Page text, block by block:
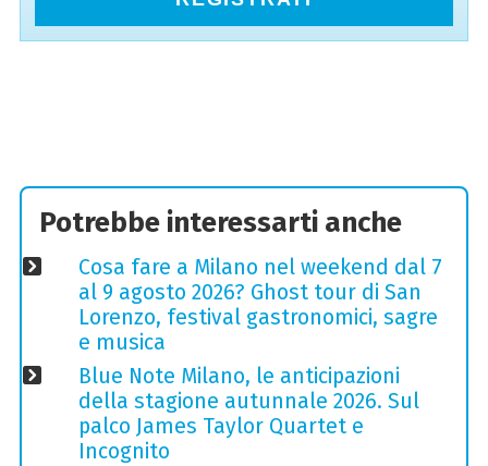
Potrebbe interessarti anche
Cosa fare a Milano nel weekend dal 7
al 9 agosto 2026? Ghost tour di San
Lorenzo, festival gastronomici, sagre
e musica
Blue Note Milano, le anticipazioni
della stagione autunnale 2026. Sul
palco James Taylor Quartet e
Incognito